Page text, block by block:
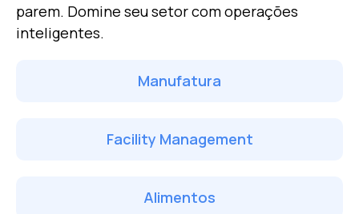
parem. Domine seu setor com operações
inteligentes.
Manufatura
Facility Management
Alimentos